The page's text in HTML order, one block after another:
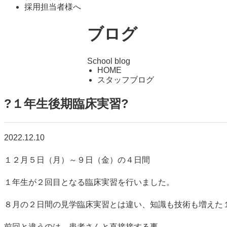
採用担当者様へ
ブログ
School blog
HOME
スタッフブログ
?１年生後期臨床実習?
2022.12.10
１２月５日（月）～９日（金）の４日間
１年生が２回目となる臨床実習を行いました。
８月の２日間の見学臨床実習とは違い、知識も技術も増えた